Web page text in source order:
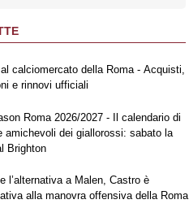
calciomercato della Roma - Acquisti,
e rinnovi ufficiali
Roma 2026/2027 - Il calendario di
amichevoli dei giallorossi: sabato la
Brighton
l’alternativa a Malen, Castro è
alla manovra offensiva della Roma